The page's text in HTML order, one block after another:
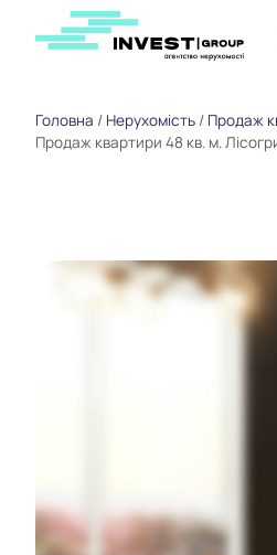
Головна / Нерухомість / Продаж
Продаж квартири 48 кв. м.